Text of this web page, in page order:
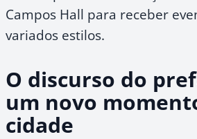
Campos Hall para receber
variados estilos.
O discurso do
um novo
cidade